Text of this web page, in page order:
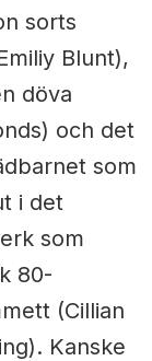
sorts
Blunt),
döva
och det
som
i det
som
80-
(Cillian
Kanske